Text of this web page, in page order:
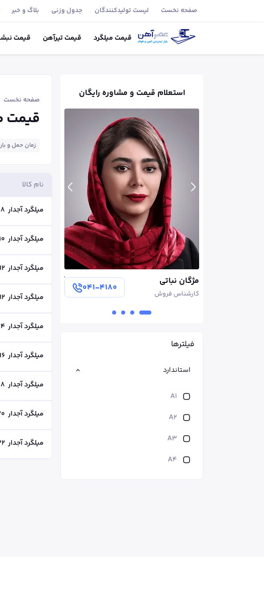
صفحه نخست لیست تولید‌کنندگان جدول وزنی بلاگ و خبر
قیمت میلگرد قیمتتیر‌آهن قیمت
استعلام قیمت و مشاوره رایگان
کارشناس فروش
۰۴۱-۴۱۸۰ آرمین سروی
مدير فروش
فیلترها
استاندارد
A1
A2
A3
A4
صفحه نخست
قیمت
زمان حمل و بارگیری: 2
نام کالا
میلگرد آجدار 8
میلگرد آجدار 10
میلگرد آجدار 12
میلگرد آجدار 12
میلگرد آجدار
میلگرد آجدار 16
میلگرد آجدار
میلگرد آجدار
میلگرد آجدار